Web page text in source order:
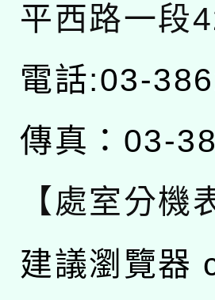
平西路一段
電話:03-
傳真：03-
【處室分機
建議瀏覽器